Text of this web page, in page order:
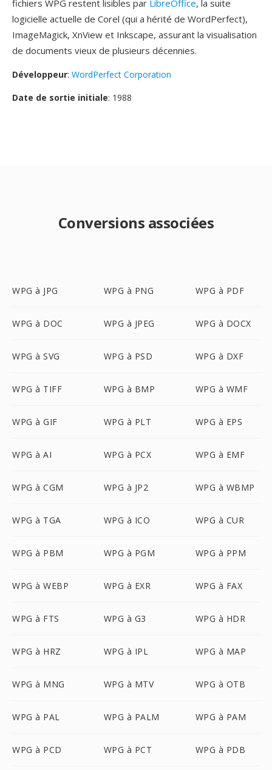
fichiers WPG restent lisibles par LibreOffice, la suite
logicielle actuelle de Corel (qui a hérité de WordPerfect),
ImageMagick, XnView et Inkscape, assurant la visualisation
de documents vieux de plusieurs décennies.
Développeur: WordPerfect Corporation
Date de sortie initiale: 1988
Conversions associées
WPG à JPG WPG à PNG WPG à PDF
WPG à DOC WPG à JPEG WPG à DOCX
WPG à SVG WPG à PSD WPG à DXF
WPG à TIFF WPG à BMP WPG à WMF
WPG à GIF WPG à PLT WPG à EPS
WPG à AI WPG à PCX WPG à EMF
WPG à CGM WPG à JP2 WPG à WBMP
WPG à TGA WPG à ICO WPG à CUR
WPG à PBM WPG à PGM WPG à PPM
WPG à WEBP WPG à EXR WPG à FAX
WPG à FTS WPG à G3 WPG à HDR
WPG à HRZ WPG à IPL WPG à MAP
WPG à MNG WPG à MTV WPG à OTB
WPG à PAL WPG à PALM WPG à PAM
WPG à PCD WPG à PCT WPG à PDB